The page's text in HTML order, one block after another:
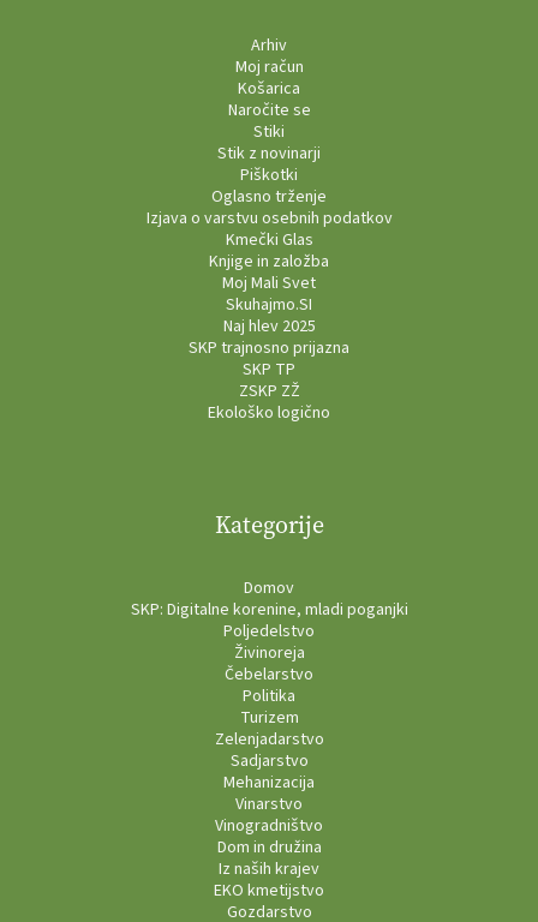
Arhiv
Moj račun
Košarica
Naročite se
Stiki
Stik z novinarji
Piškotki
Oglasno trženje
Izjava o varstvu osebnih podatkov
Kmečki Glas
Knjige in založba
Moj Mali Svet
Skuhajmo.SI
Naj hlev 2025
SKP trajnosno prijazna
SKP TP
ZSKP ZŽ
Ekološko logično
Kategorije
Domov
SKP: Digitalne korenine, mladi poganjki
Poljedelstvo
Živinoreja
Čebelarstvo
Politika
Turizem
Zelenjadarstvo
Sadjarstvo
Mehanizacija
Vinarstvo
Vinogradništvo
Dom in družina
Iz naših krajev
EKO kmetijstvo
Gozdarstvo